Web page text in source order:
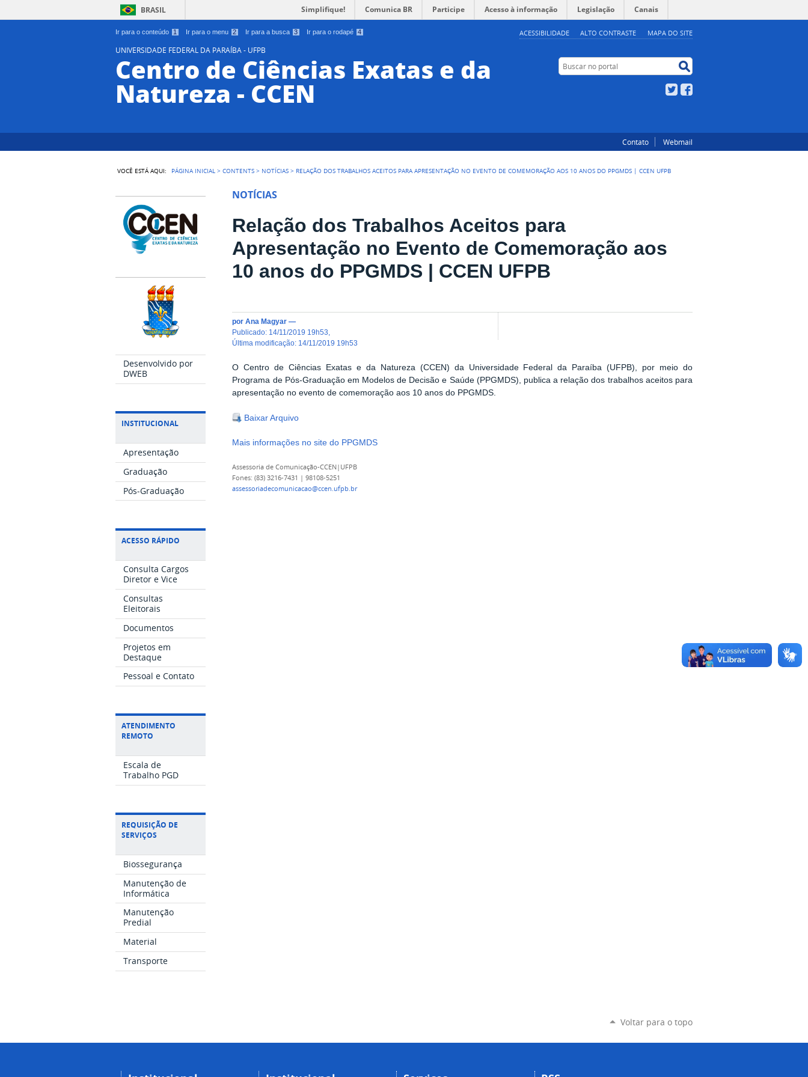
Ir para o conteúdo 1 Ir para o menu 2 Ir para a busca 3 Ir para o rodapé 4 ACESSIBILIDADE ALTO CONTRASTE MAPA DO SITE
BRASIL Simplifique! Comunica BR Participe Acesso à informação Legislação Canais
UNIVERSIDADE FEDERAL DA PARAÍBA - UFPB
Centro de Ciências Exatas e da
Natureza - CCEN
Buscar no portal
Twitter
Contato Webmail
VOCÊ ESTÁ AQUI: PÁGINA INICIAL >CONTENTS > NOTÍCIAS > RELAÇÃO DOS TRABALHOS ACEITOS PARA APRESENTAÇÃO NO EVENTO DE COMEMORAÇÃO AOS 10 ANOS DO PPGMDS | CCEN UFPB
Desenvolvido por
DWEB
INSTITUCIONAL
Apresentação
Graduação
Pós-Graduação
ACESSO RÁPIDO
Consulta Cargos
Diretor e Vice
Consultas
Eleitorais
Documentos
Projetos em
Destaque
Pessoal e Contato
ATENDIMENTO
REMOTO
Escala de
Trabalho PGD
REQUISIÇÃO DE
SERVIÇOS
Biossegurança
Manutenção de
Informática
Manutenção
Predial
Material
Transporte
NOTÍCIAS
Relação dos Trabalhos Aceitos para
Apresentação no Evento de Comemoração aos
10 anos do PPGMDS | CCEN UFPB
porAna Magyar —
publicado: 14/11/2019 19h53
última modificação: 14/11/2019 19h53
O Centro de Ciências Exatas e da Natureza (CCEN) da Universidade Federal da Paraíba (UFPB), por meio do
Programa de Pós-Graduação em Modelos de Decisão e Saúde (PPGMDS), publica a relação dos trabalhos aceitos para
apresentação no evento de comemoração aos 10 anos do PPGMDS.
Baixar Arquivo
Mais informações no site do PPGMDS
Assessoria de Comunicação-CCEN|UFPB
Fones: (83) 3216-7431 | 98108-5251
assessoriadecomunicacao@ccen.ufpb.br
Voltar para o topo